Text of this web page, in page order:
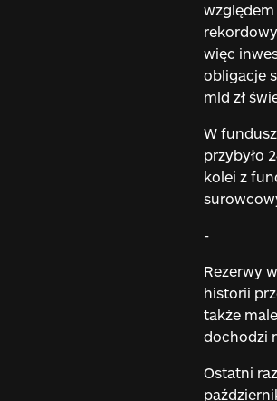
względem
więc
obligacje
mld zł
W
przybyło
kolei z
-
Rezerwy
historii
także
dochodzi
Ostatni